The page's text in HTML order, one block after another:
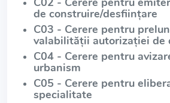
de construire/desființare
C03 - Cerere pentru
valabilității autorizației de
C04 - Cerere pentru
urbanism
C05 - Cerere pentru
specialitate